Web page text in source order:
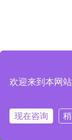
欢迎来到本网
现在咨询